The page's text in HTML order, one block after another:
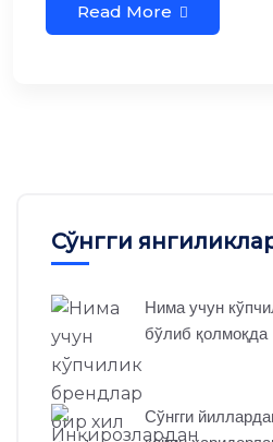
Read More
Сўнгги
Нима учун
бўлиб қолмоқда
Сўнгги